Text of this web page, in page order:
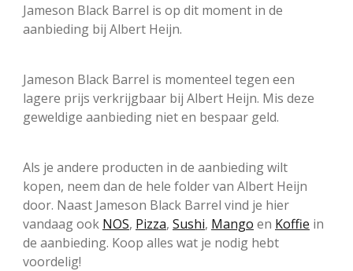
Jameson Black Barrel is op dit moment in de
aanbieding bij Albert Heijn.
Jameson Black Barrel is momenteel tegen een
lagere prijs verkrijgbaar bij Albert Heijn. Mis deze
geweldige aanbieding niet en bespaar geld.
Als je andere producten in de aanbieding wilt
kopen, neem dan de hele folder van Albert Heijn
door. Naast Jameson Black Barrel vind je hier
vandaag ook NOS, Pizza, Sushi, Mango en Koffie in
de aanbieding. Koop alles wat je nodig hebt
voordelig!